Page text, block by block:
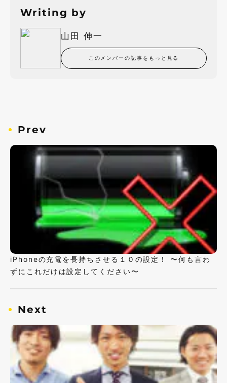
Writing by
山田 伸一
このメンバーの記事をもっと見る
Prev
iPhoneの充電を長持ちさせる１０の設定！ 〜何も言わ
ずにこれだけは設定してください〜
Next